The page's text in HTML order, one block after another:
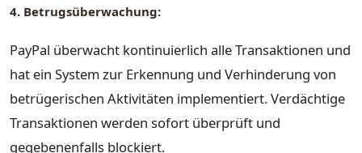
4. Betrugsüberwachung:
PayPal überwacht kontinuierlich alle Transaktionen und
hat ein System zur Erkennung und Verhinderung von
betrügerischen Aktivitäten implementiert. Verdächtige
Transaktionen werden sofort überprüft und
gegebenenfalls blockiert.